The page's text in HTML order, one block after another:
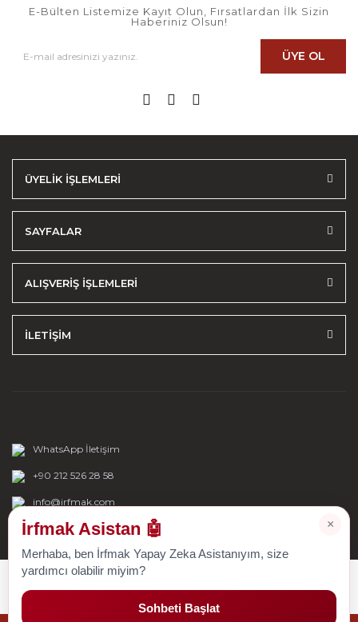
E-Bülten Listemize Kayıt Olun, Fırsatlardan İlk Sizin
Haberiniz Olsun!
ÜYE OL
ÜYELİK İŞLEMLERİ
SAYFALAR
ALIŞVERİŞ İŞLEMLERİ
İLETİŞİM
WhatsApp İletişim
+90 212 526 28 58
info@irfmak.com
×
İrfmak Asistan 🤖
Merhaba, ben İrfmak Yapay Zeka Asistanıyım, size
yardımcı olabilir miyim?
Sohbeti Başlat